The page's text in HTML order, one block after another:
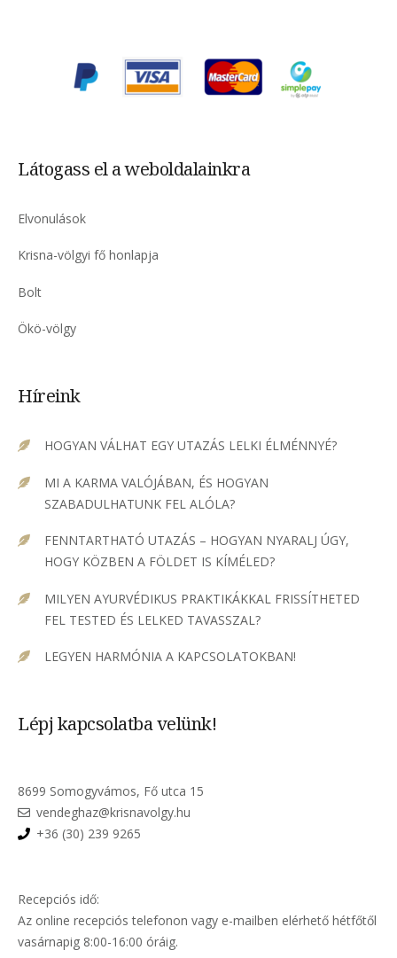
Látogass el a weboldalainkra
Elvonulások
Krisna-völgyi fő honlapja
Bolt
Ökö-völgy
Híreink
HOGYAN VÁLHAT EGY UTAZÁS LELKI ÉLMÉNNYÉ?
MI A KARMA VALÓJÁBAN, ÉS HOGYAN
SZABADULHATUNK FEL ALÓLA?
FENNTARTHATÓ UTAZÁS – HOGYAN NYARALJ ÚGY,
HOGY KÖZBEN A FÖLDET IS KÍMÉLED?
MILYEN AYURVÉDIKUS PRAKTIKÁKKAL FRISSÍTHETED
FEL TESTED ÉS LELKED TAVASSZAL?
LEGYEN HARMÓNIA A KAPCSOLATOKBAN!
Lépj kapcsolatba velünk!
8699 Somogyvámos, Fő utca 15
vendeghaz@krisnavolgy.hu
+36 (30) 239 9265
Recepciós idő:
Az online recepciós telefonon vagy e-mailben elérhető hétfőtől
vasárnapig 8:00-16:00 óráig.